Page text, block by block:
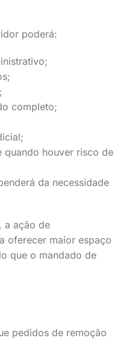
poderá:
completo;
quando houver risco de
da necessidade
a ação de
oferecer maior espaço
que o mandado de
pedidos de remoção